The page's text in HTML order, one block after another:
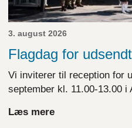
3. august 2026
Flagdag for
Vi inviterer til reception for
september kl. 11.00-13.00
Læs mere